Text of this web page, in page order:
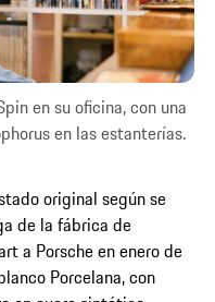
en su oficina, con una
en las estanterías.
original según se
de la fábrica de
a Porsche en enero de
Porcelana, con